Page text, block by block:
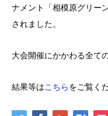
ナメント「相模原グリー
されました。
大会開催にかかわる全て
結果等はこちらをご覧く